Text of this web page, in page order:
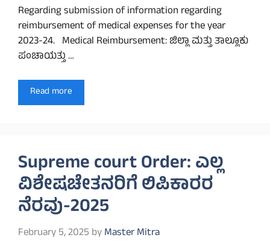
Regarding submission of information regarding
reimbursement of medical expenses for the year
2023-24. Medical Reimbursement: ಜಿಲ್ಲಾ ಮತ್ತು ತಾಲ್ಲೂಕು
ಪಂಚಾಯತ್ತು …
Read more
Supreme court Order: ಎಲ್ಲ
ವಿಶೇಷಚೇತನರಿಗೆ ಲಿಪಿಕಾರರ
ನೆರವು-2025
February 5, 2025 byMaster Mitra